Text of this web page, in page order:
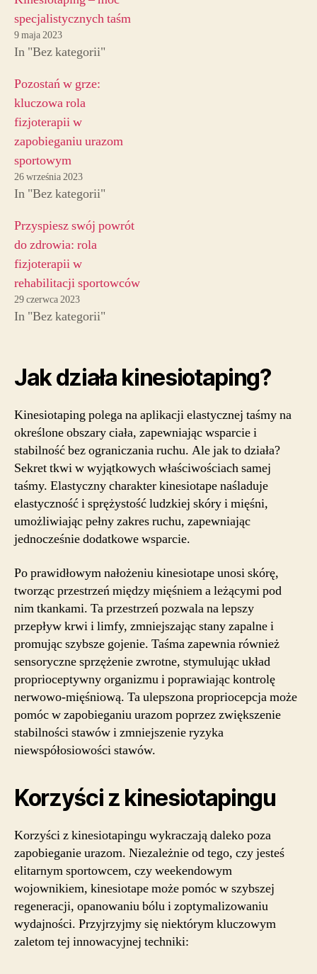
specjalistycznych taśm
9 maja 2023
In "Bez kategorii"
Pozostań w grze:
kluczowa rola
fizjoterapii w
zapobieganiu urazom
sportowym
26 września 2023
In "Bez kategorii"
Przyspiesz swój powrót
do zdrowia: rola
fizjoterapii w
rehabilitacji sportowców
29 czerwca 2023
In "Bez kategorii"
Jak działa kinesiotaping?
Kinesiotaping polega na aplikacji elastycznej taśmy na
określone obszary ciała, zapewniając wsparcie i
stabilność bez ograniczania ruchu. Ale jak to działa?
Sekret tkwi w wyjątkowych właściwościach samej
taśmy. Elastyczny charakter kinesiotape naśladuje
elastyczność i sprężystość ludzkiej skóry i mięśni,
umożliwiając pełny zakres ruchu, zapewniając
jednocześnie dodatkowe wsparcie.
Po prawidłowym nałożeniu kinesiotape unosi skórę,
tworząc przestrzeń między mięśniem a leżącymi pod
nim tkankami. Ta przestrzeń pozwala na lepszy
przepływ krwi i limfy, zmniejszając stany zapalne i
promując szybsze gojenie. Taśma zapewnia również
sensoryczne sprzężenie zwrotne, stymulując układ
proprioceptywny organizmu i poprawiając kontrolę
nerwowo-mięśniową. Ta ulepszona propriocepcja może
pomóc w zapobieganiu urazom poprzez zwiększenie
stabilności stawów i zmniejszenie ryzyka
niewspółosiowości stawów.
Korzyści z kinesiotapingu
Korzyści z kinesiotapingu wykraczają daleko poza
zapobieganie urazom. Niezależnie od tego, czy jesteś
elitarnym sportowcem, czy weekendowym
wojownikiem, kinesiotape może pomóc w szybszej
regeneracji, opanowaniu bólu i zoptymalizowaniu
wydajności. Przyjrzyjmy się niektórym kluczowym
zaletom tej innowacyjnej techniki: